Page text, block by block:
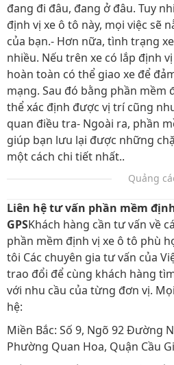
đang đi đâu, đang ở đâu. Tuy
định vị xe ô tô này, mọi việc sẽ
của bạn.- Hơn nữa, tình trạng
nhiều. Nếu trên xe có lắp định
hoàn toàn có thể giao xe để
mạng. Sau đó bằng phần mềm
thể xác định được vị trí cũng
quan điều tra- Ngoài ra, phần
giúp bạn lưu lại được những
một cách chi tiết nhất..
Quảng
Liên hệ tư vấn phần mềm
GPSKhách hàng cần tư vấn về
phần mềm định vị xe ô tô phù
tôi Các chuyên gia tư vấn của
trao đổi để cùng khách hàng
với nhu cầu của từng đơn vị.
hệ:
Miền Bắc: Số 9, Ngõ 92 Đường
Phường Quan Hoa, Quận Cầu